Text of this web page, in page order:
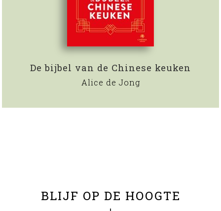
De bijbel van de Chinese keuken
Alice de Jong
BLIJF OP DE HOOGTE